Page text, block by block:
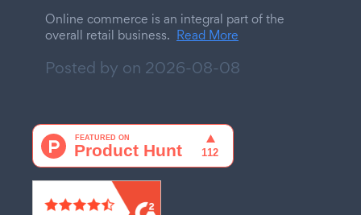
Online commerce is an integral part of the
overall retail business. Read More
Posted by on 2026-08-08